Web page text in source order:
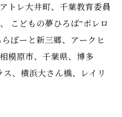
トレ大井町、千葉教育委員
こどもの夢ひろば‟ボレロ
ぽーと新三郷、アークヒ
模原市、千葉県、博多
、横浜大さん橋、レイリ